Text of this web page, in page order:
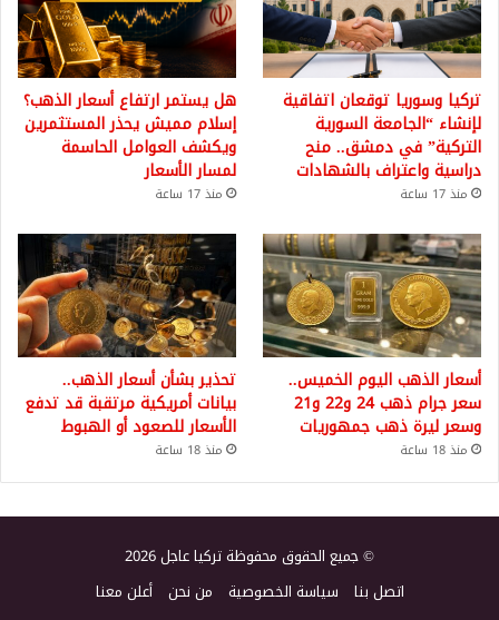
تركيا وسوريا توقعان اتفاقية
لإنشاء “الجامعة السورية
التركية” في دمشق.. منح
دراسية واعتراف بالشهادات
منذ 17 ساعة
هل يستمر ارتفاع أسعار الذهب؟
إسلام مميش يحذر المستثمرين
ويكشف العوامل الحاسمة
لمسار الأسعار
منذ 17 ساعة
أسعار الذهب اليوم الخميس..
سعر جرام ذهب 24 و22 و21
وسعر ليرة ذهب جمهوريات
منذ 18 ساعة
تحذير بشأن أسعار الذهب..
بيانات أمريكية مرتقبة قد تدفع
الأسعار للصعود أو الهبوط
منذ 18 ساعة
© جميع الحقوق محفوظة تركيا عاجل 2026
اتصل بنا سياسة الخصوصية من نحن أعلن معنا